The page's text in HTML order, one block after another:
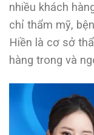
nhiều khách
chỉ thẩm mỹ,
Hiền là cơ sở
hàng trong và